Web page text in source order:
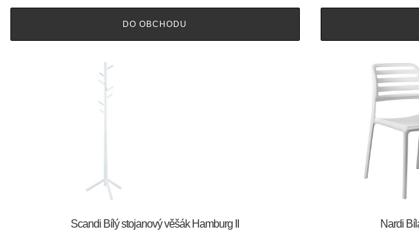
DO OBCHODU
Scandi Bílý stojanový věšák Hamburg II
Nardi